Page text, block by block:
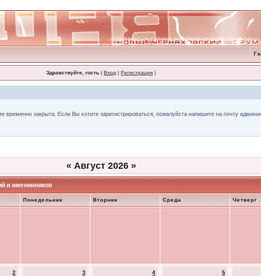
Здравствуйте, гость (Вход |Регистрация )
закрыта. Если Вы хотите зарегистрироваться, пожалуйста напишите на почту
« Август 2026 »
и именинников
Понедельник Вторник Среда Четверг
2
3
4
5